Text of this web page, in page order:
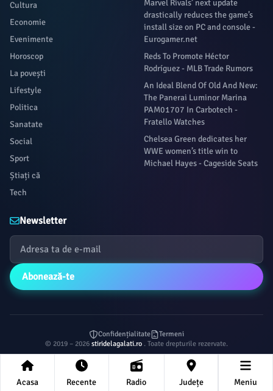
Cultura
Economie
Evenimente
Horoscop
La povești
Lifestyle
Politica
Sanatate
Social
Sport
Știați că
Tech
Marvel Rivals’ next update
drastically reduces the game’s
install size on PC and console -
Eurogamer.net
Reds To Promote Héctor
Rodríguez - MLB Trade Rumors
An Ideal Blend Of Old And New:
The Panerai Luminor Marina
PAM01707 In Carbotech -
Fratello Watches
Chelsea Green dedicates her
WWE women’s title win to
Michael Hayes - Cageside Seats
Newsletter
Abonează-te
Confidențialitate
Termeni
© 2019 – 2026 stiridelagalati.ro . Toate drepturile rezervate.
Acasa Recente Radio Județe Meniu